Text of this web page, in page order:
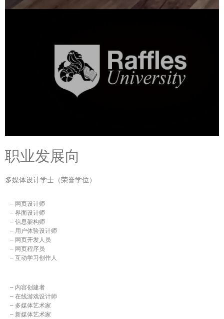
职业发展向
多媒体设计学士（荣誉学位）
– 网页设计师
– 界面设计师
– 信息架构师
– 用户体验设计师
– 网页开发人员
– 网页程序员
– 互动学习创作人
– 内容创建者
– 在线游戏设计师
– 多媒体艺术家
– 新媒体艺术家